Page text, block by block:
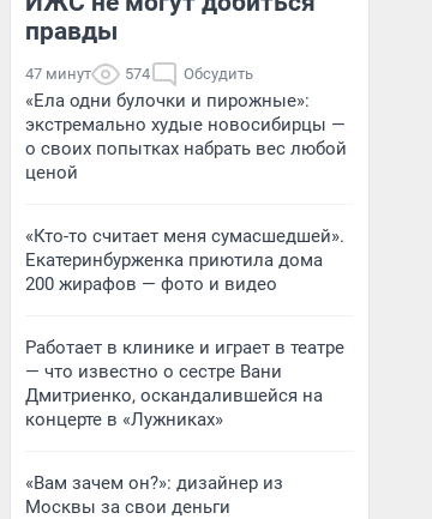
правды
47 минут 574 Обсудить
«Ела одни булочки и пирожные»:
экстремально худые новосибирцы —
о своих попытках набрать вес любой
ценой
«Кто-то считает меня сумасшедшей».
Екатеринбурженка приютила дома
200 жирафов — фото и видео
Работает в клинике и играет в театре
— что известно о сестре Вани
Дмитриенко, оскандалившейся на
концерте в «Лужниках»
«Вам зачем он?»: дизайнер из
Москвы за свои деньги